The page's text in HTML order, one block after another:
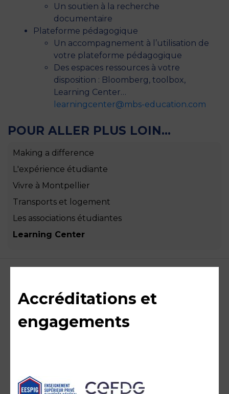
Un soutien à la recherche
documentaire
Plateforme pédagogique
Un accompagnement à l’utilisation de
votre plateforme pédagogique
Des espaces ressources à votre
disposition : Bloomberg, toolbox,
Learning Center…
learningcenter@mbs-education.com
POUR ALLER PLUS LOIN...
Making a difference
L'expérience étudiante
Vivre à Montpellier
Transports et logement
Les associations étudiantes
Learning Center
Accréditations et
engagements